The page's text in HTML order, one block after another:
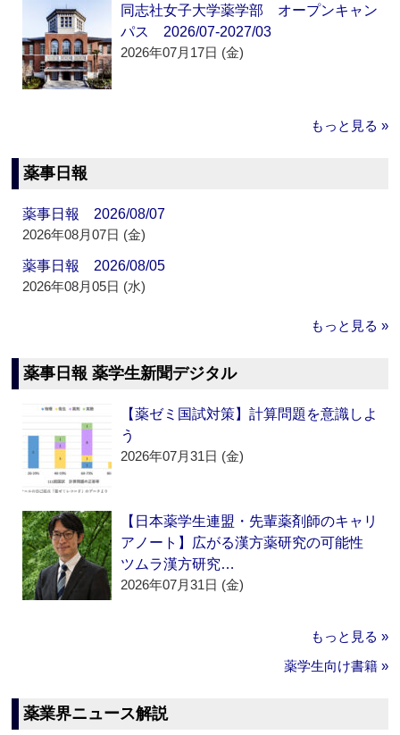
同志社女子大学薬学部 オープンキャン
パス 2026/07-2027/03
2026年07月17日 (金)
もっと見る »
薬事日報
薬事日報 2026/08/07
2026年08月07日 (金)
薬事日報 2026/08/05
2026年08月05日 (水)
もっと見る »
薬事日報 薬学生新聞デジタル
【薬ゼミ国試対策】計算問題を意識しよ
う
2026年07月31日 (金)
【日本薬学生連盟・先輩薬剤師のキャリ
アノート】広がる漢方薬研究の可能性
ツムラ漢方研究…
2026年07月31日 (金)
もっと見る »
薬学生向け書籍 »
薬業界ニュース解説